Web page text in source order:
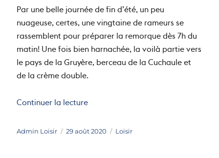
Par une belle journée de fin d’été, un peu
nuageuse, certes, une vingtaine de rameurs se
rassemblent pour préparer la remorque dès 7h du
matin! Une fois bien harnachée, la voilà partie vers
le pays de la Gruyère, berceau de la Cuchaule et
de la crème double.
Continuer la lecturede « Sortie au lac de la Gruyère
Auteur
Admin Loisir
Publié
29 août 2020 Catégories
Loisir